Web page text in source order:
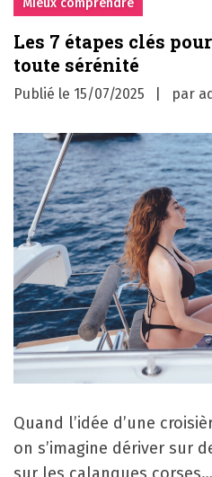
Mieux comprendre
Les 7 étapes clés
toute sérénité
Publié le 15/07/2025 par
Quand l’idée d’une
on s’imagine dériver sur